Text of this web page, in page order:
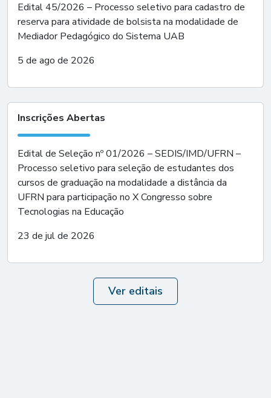
Edital 45/2026 – Processo seletivo para cadastro de
reserva para atividade de bolsista na modalidade de
Mediador Pedagógico do Sistema UAB
5 de ago de 2026
Inscrições Abertas
Edital de Seleção nº 01/2026 – SEDIS/IMD/UFRN –
Processo seletivo para seleção de estudantes dos
cursos de graduação na modalidade a distância da
UFRN para participação no X Congresso sobre
Tecnologias na Educação
23 de jul de 2026
Ver editais